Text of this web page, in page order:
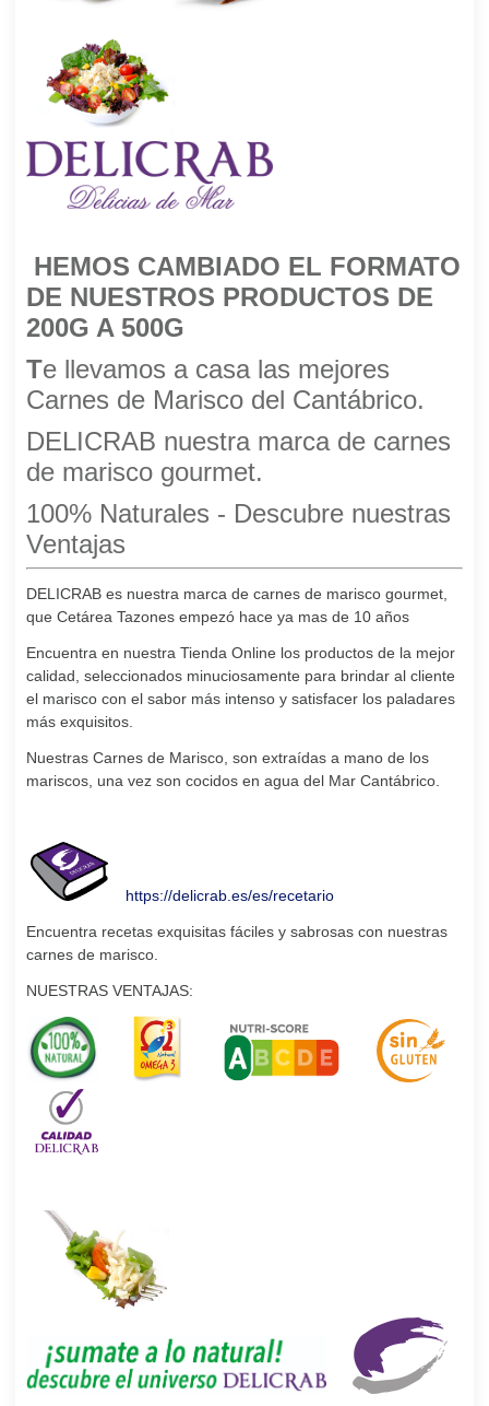
HEMOS CAMBIADO EL FORMATO
DE NUESTROS PRODUCTOS DE
200G A 500G
Te llevamos a casa las mejores
Carnes de Marisco del Cantábrico.
DELICRAB nuestra marca de carnes
de marisco gourmet.
100% Naturales - Descubre nuestras
Ventajas
DELICRAB es nuestra marca de carnes de marisco gourmet,
que Cetárea Tazones empezó hace ya mas de 10 años
Encuentra en nuestra Tienda Online los productos de la mejor
calidad, seleccionados minuciosamente para brindar al cliente
el marisco con el sabor más intenso y satisfacer los paladares
más exquisitos.
Nuestras Carnes de Marisco, son extraídas a mano de los
mariscos, una vez son cocidos en agua del Mar Cantábrico.
https://delicrab.es/es/recetario
Encuentra recetas exquisitas fáciles y sabrosas con nuestras
carnes de marisco.
NUESTRAS VENTAJAS: